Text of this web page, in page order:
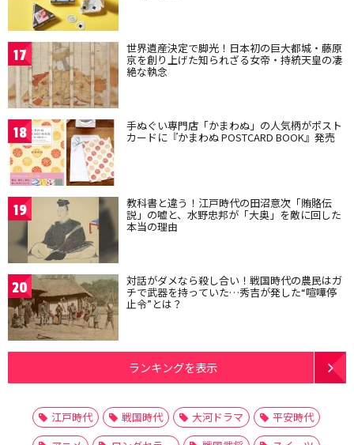
17 世界遺産決定で脚光！日本初の巨大都城・藤原
京を創り上げた知られざる女帝・持統天皇の凄
絶な執念
18 手ぬぐい専門店「かまわぬ」の人気柄がポスト
カードに『かまわぬ POSTCARD BOOK』発売
19 教科書と違う！江戸時代の田沼意次「賄賂伝
説」の嘘と、水野忠邦が「大奥」を敵に回した
本当の理由
20 対話がダメなら殺し合い！戦国時代の農民はガ
チで武器を持っていた…秀吉が発した“喧嘩停
止令”とは？
ランキングを表示
江戸時代 戦国時代 大河ドラマ
平安時代